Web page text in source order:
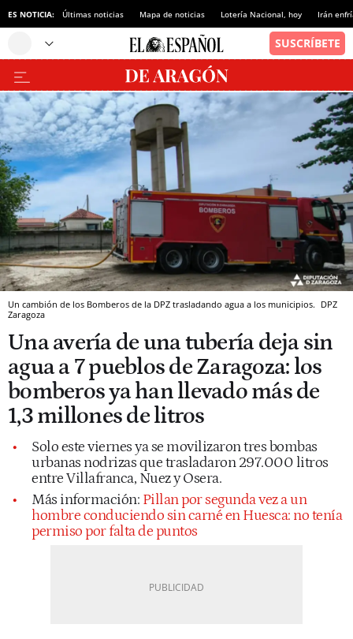
ES NOTICIA: Últimas noticias Mapa de noticias Lotería Nacional, hoy Irán
Un cambión de los Bomberos de la DPZ trasladando agua a los municipios. DPZ
Zaragoza
Una avería de una tubería deja sin
agua a 7 pueblos de Zaragoza: los
bomberos ya han llevado más de
1,3 millones de litros
Solo este viernes ya se movilizaron tres bombas
urbanas nodrizas que trasladaron 297.000 litros
entre Villafranca, Nuez y Osera.
Más información: Pillan por segunda vez a un
hombre conduciendo sin carné en Huesca: no tenía
permiso por falta de puntos